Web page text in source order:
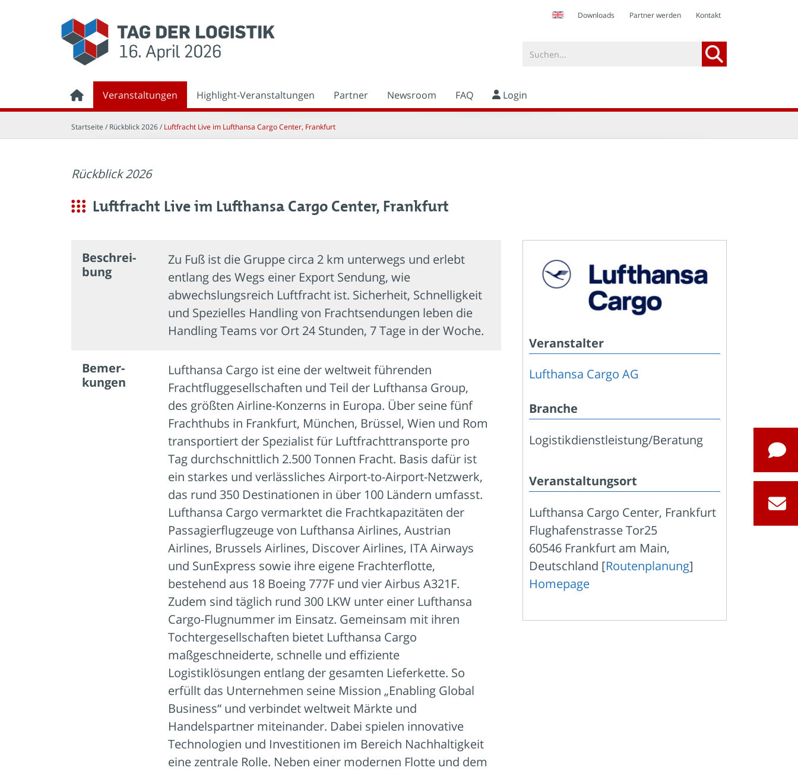
Downloads Partner werden Kontakt
Veranstaltungen Highlight-Veranstaltungen Partner Newsroom FAQ Login
Startseite / Rückblick 2026 / Luftfracht Live im Lufthansa Cargo Center, Frankfurt
Rückblick 2026
Luftfracht Live im Lufthansa Cargo Center, Frankfurt
Beschrei­
bung
Zu Fuß ist die Gruppe circa 2 km unterwegs und erlebt
entlang des Wegs einer Export Sendung, wie
abwechslungsreich Luftfracht ist. Sicherheit, Schnelligkeit
und Spezielles Handling von Frachtsendungen leben die
Handling Teams vor Ort 24 Stunden, 7 Tage in der Woche.
Bemer­
kungen
Lufthansa Cargo ist eine der weltweit führenden
Frachtfluggesellschaften und Teil der Lufthansa Group,
des größten Airline-Konzerns in Europa. Über seine fünf
Frachthubs in Frankfurt, München, Brüssel, Wien und Rom
transportiert der Spezialist für Luftfrachttransporte pro
Tag durchschnittlich 2.500 Tonnen Fracht. Basis dafür ist
ein starkes und verlässliches Airport-to-Airport-Netzwerk,
das rund 350 Destinationen in über 100 Ländern umfasst.
Lufthansa Cargo vermarktet die Frachtkapazitäten der
Passagierflugzeuge von Lufthansa Airlines, Austrian
Airlines, Brussels Airlines, Discover Airlines, ITA Airways
und SunExpress sowie ihre eigene Frachterflotte,
bestehend aus 18 Boeing 777F und vier Airbus A321F.
Zudem sind täglich rund 300 LKW unter einer Lufthansa
Cargo-Flugnummer im Einsatz. Gemeinsam mit ihren
Tochtergesellschaften bietet Lufthansa Cargo
maßgeschneiderte, schnelle und effiziente
Logistiklösungen entlang der gesamten Lieferkette. So
erfüllt das Unternehmen seine Mission „Enabling Global
Business“ und verbindet weltweit Märkte und
Handelspartner miteinander. Dabei spielen innovative
Technologien und Investitionen im Bereich Nachhaltigkeit
eine zentrale Rolle. Neben einer modernen Flotte und dem
Veranstalter
Lufthansa Cargo AG
Branche
Logistikdienstleistung/Beratung
Veranstaltungsort
Lufthansa Cargo Center, Frankfurt
Flughafenstrasse Tor25
60546 Frankfurt am Main,
Deutschland [Routenplanung]
Homepage